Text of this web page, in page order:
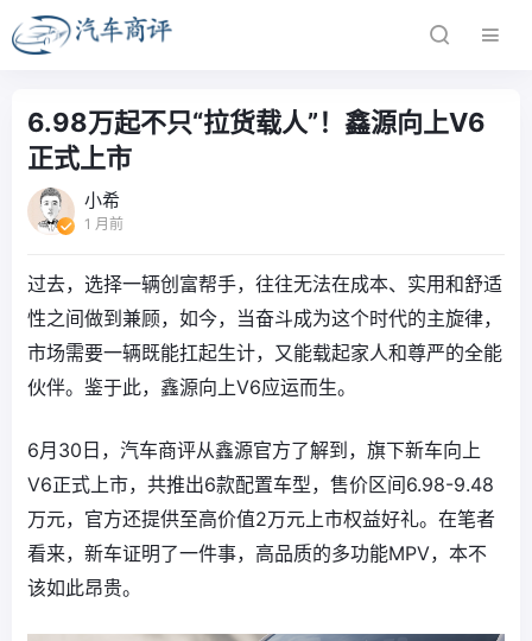
6.98万起不只“拉货载人”！鑫源向上V6
正式上市
小希
1 月前
过去，选择一辆创富帮手，往往无法在成本、实用和舒适
性之间做到兼顾，如今，当奋斗成为这个时代的主旋律，
市场需要一辆既能扛起生计，又能载起家人和尊严的全能
伙伴。鉴于此，鑫源向上V6应运而生。
6月30日，汽车商评从鑫源官方了解到，旗下新车向上
V6正式上市，共推出6款配置车型，售价区间6.98-9.48
万元，官方还提供至高价值2万元上市权益好礼。在笔者
看来，新车证明了一件事，高品质的多功能MPV，本不
该如此昂贵。